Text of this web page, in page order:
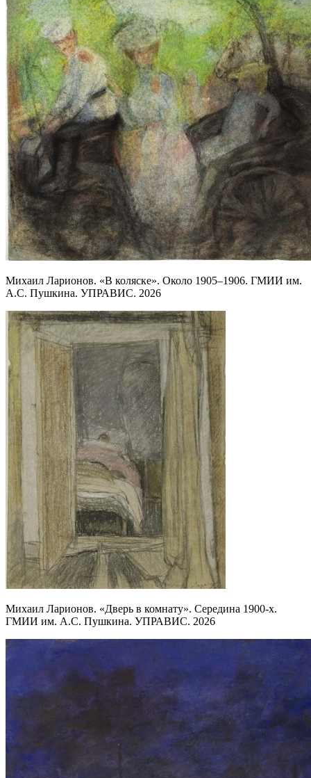
Михаил Ларионов. «В коляске». Около 1905–1906. ГМИИ им.
А.С. Пушкина. УПРАВИС. 2026
Михаил Ларионов. «Дверь в комнату». Середина 1900-х.
ГМИИ им. А.С. Пушкина. УПРАВИС. 2026